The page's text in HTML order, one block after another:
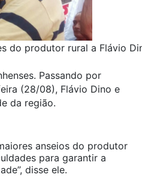
do produtor rural a Flávio
Passando por
(28/08), Flávio Dino e
da região.
anseios do produtor
para garantir a
disse ele.